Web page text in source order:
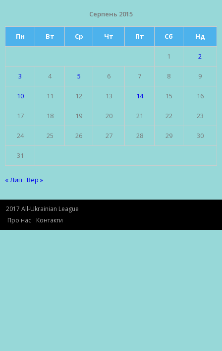
Серпень 2015
Пн Вт Ср Чт Пт Сб Нд
1 2
3 4 5 6 7 8 9
10 11 12 13 14 15 16
17 18 19 20 21 22 23
24 25 26 27 28 29 30
31
« Лип Вер »
2017 All-Ukrainian League
Про нас
Контакти